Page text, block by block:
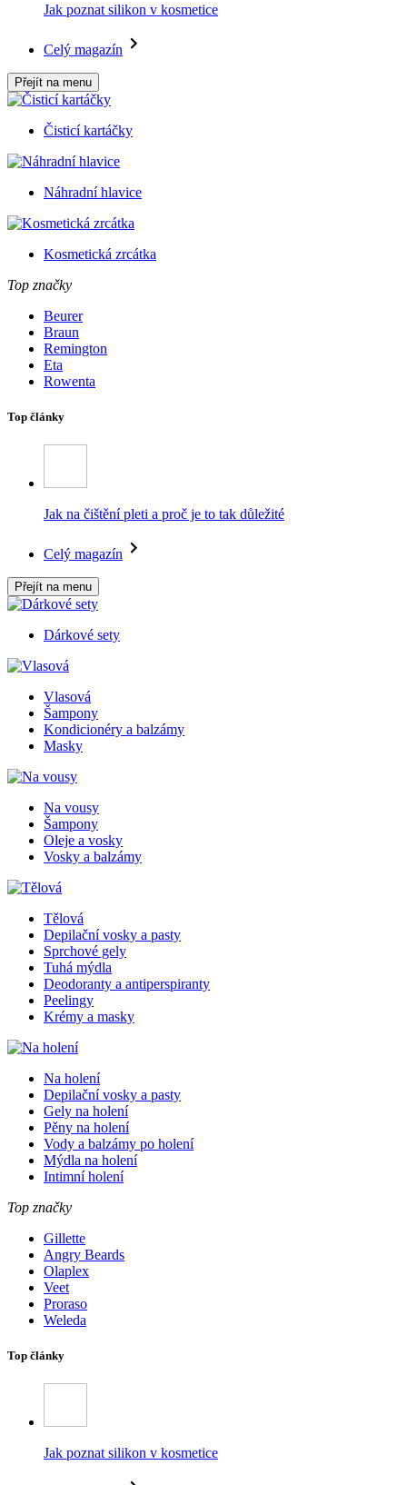
Jak poznat silikon v kosmetice
Celý magazín
Přejít na menu
Čisticí kartáčky
Náhradní hlavice
Kosmetická zrcátka
Top značky
Beurer
Braun
Remington
Eta
Rowenta
Top články
Jak na čištění pleti a proč je to tak důležité
Celý magazín
Přejít na menu
Dárkové sety
Vlasová
Šampony
Kondicionéry a balzámy
Masky
Na vousy
Šampony
Oleje a vosky
Vosky a balzámy
Tělová
Depilační vosky a pasty
Sprchové gely
Tuhá mýdla
Deodoranty a antiperspiranty
Peelingy
Krémy a masky
Na holení
Depilační vosky a pasty
Gely na holení
Pěny na holení
Vody a balzámy po holení
Mýdla na holení
Intimní holení
Top značky
Gillette
Angry Beards
Olaplex
Veet
Proraso
Weleda
Top články
Jak poznat silikon v kosmetice